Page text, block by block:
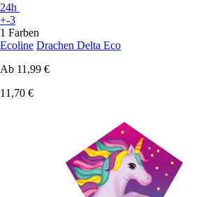
24h
+-3
1 Farben
Ecoline Drachen Delta Eco
Ab 11,99 €
11,70 €